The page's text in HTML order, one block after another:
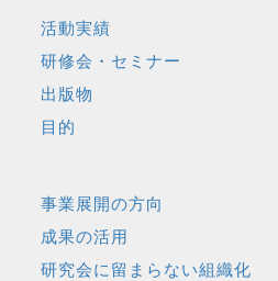
活動実績
研修会・セミナー
出版物
目的
事業展開の方向
成果の活用
研究会に留まらない組織化